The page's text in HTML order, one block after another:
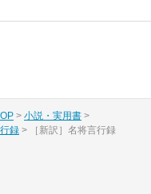
小説・実用書
録 ［新訳］名将言行録